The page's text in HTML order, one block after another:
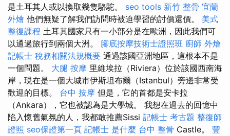
是土耳其人或以換取幾隻駱駝。 seo tools 新竹 整骨 宜蘭
外燴 他們無疑了解我們訪問時被迫學習的討價還價。 美式
整復課程 土耳其國家只有一小部分是在歐洲，因此我們可
以通過旅行到兩個大洲。 腳底按摩技術士證照班 廚師 外燴
記帳士 稅務相關法規概要 通過該國亞洲地區，這根本不是
一個問題。 大腿 按摩 里維埃拉（Riviera）位於該國西南海
岸，現在是一個大城市伊斯坦布爾（Istanbul）旁邊非常受
歡迎的目標。 台中 按摩 但是，它的首都是安卡拉
（Ankara），它也被認為是大學城。 我想在過去的回憶中
陷入懷舊氣氛的人，我都敢推薦Sissi 記帳士 考古題 整復師
證照 seo保證第一頁 記帳士 是什麼 台中 整骨 Castle。 豐